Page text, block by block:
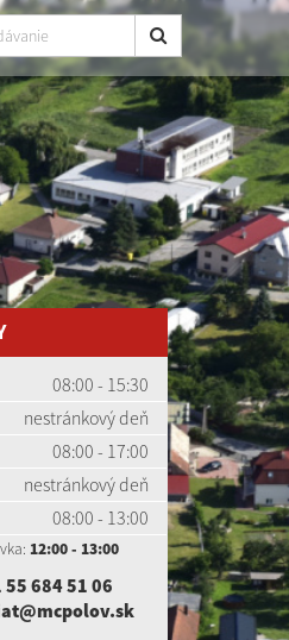
08:00 - 15:30
nestránkový deň
08:00 - 17:00
nestránkový deň
08:00 - 13:00
12:00 - 13:00
55 684 51 06